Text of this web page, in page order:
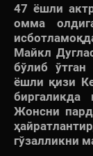
47 ёшли
омма
Майкл
бўлиб ўтган
ёшли қизи
Жонсни
гўзалликни